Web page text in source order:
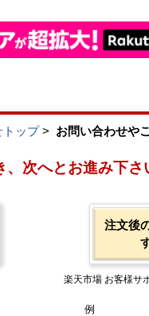
トップ> お問い合わせや
次へとお進み下さ
注文後
楽天市場 お客様サ
例